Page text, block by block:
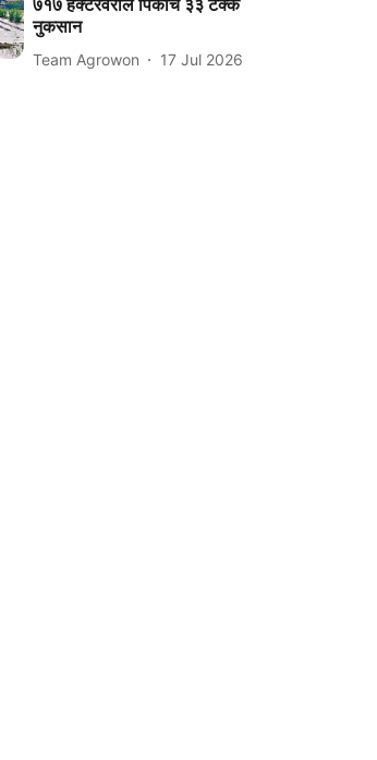
७१७ हेक्टरवरील पिकांचे ३३ टक्के
नुकसान
Team Agrowon 17 Jul 2026